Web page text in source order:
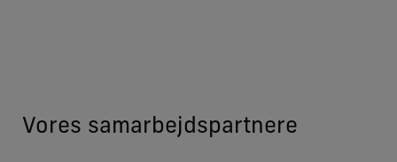
Vores samarbejdspartnere